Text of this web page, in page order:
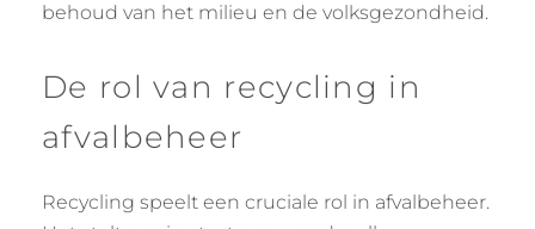
behoud van het milieu en de volksgezondheid.
De rol van recycling in
afvalbeheer
Recycling speelt een cruciale rol in afvalbeheer.